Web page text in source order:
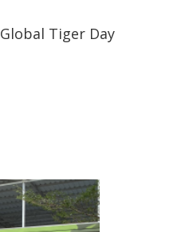
Global Tiger Day